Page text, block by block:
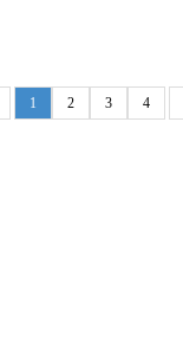
1 2 3 4